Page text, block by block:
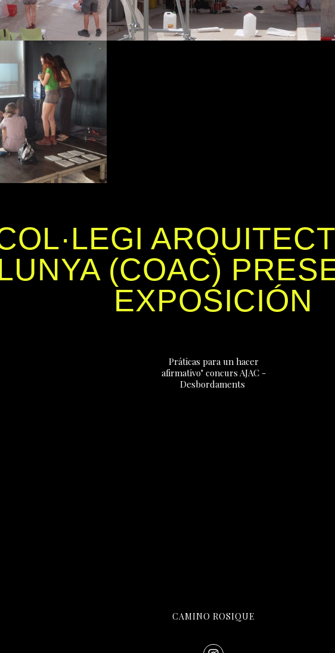
(COAC)
EXPOSICIÓN
Práticas para un hacer
afirmativo" concurs AJAC -
Desbordaments
CAMINO ROSIQUE